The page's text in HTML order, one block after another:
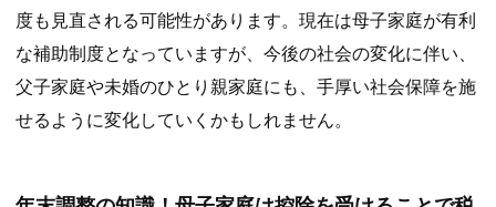
度も見直される可能性があります。現在は母子家庭が有利
な補助制度となっていますが、今後の社会の変化に伴い、
父子家庭や未婚のひとり親家庭にも、手厚い社会保障を施
せるように変化していくかもしれません。